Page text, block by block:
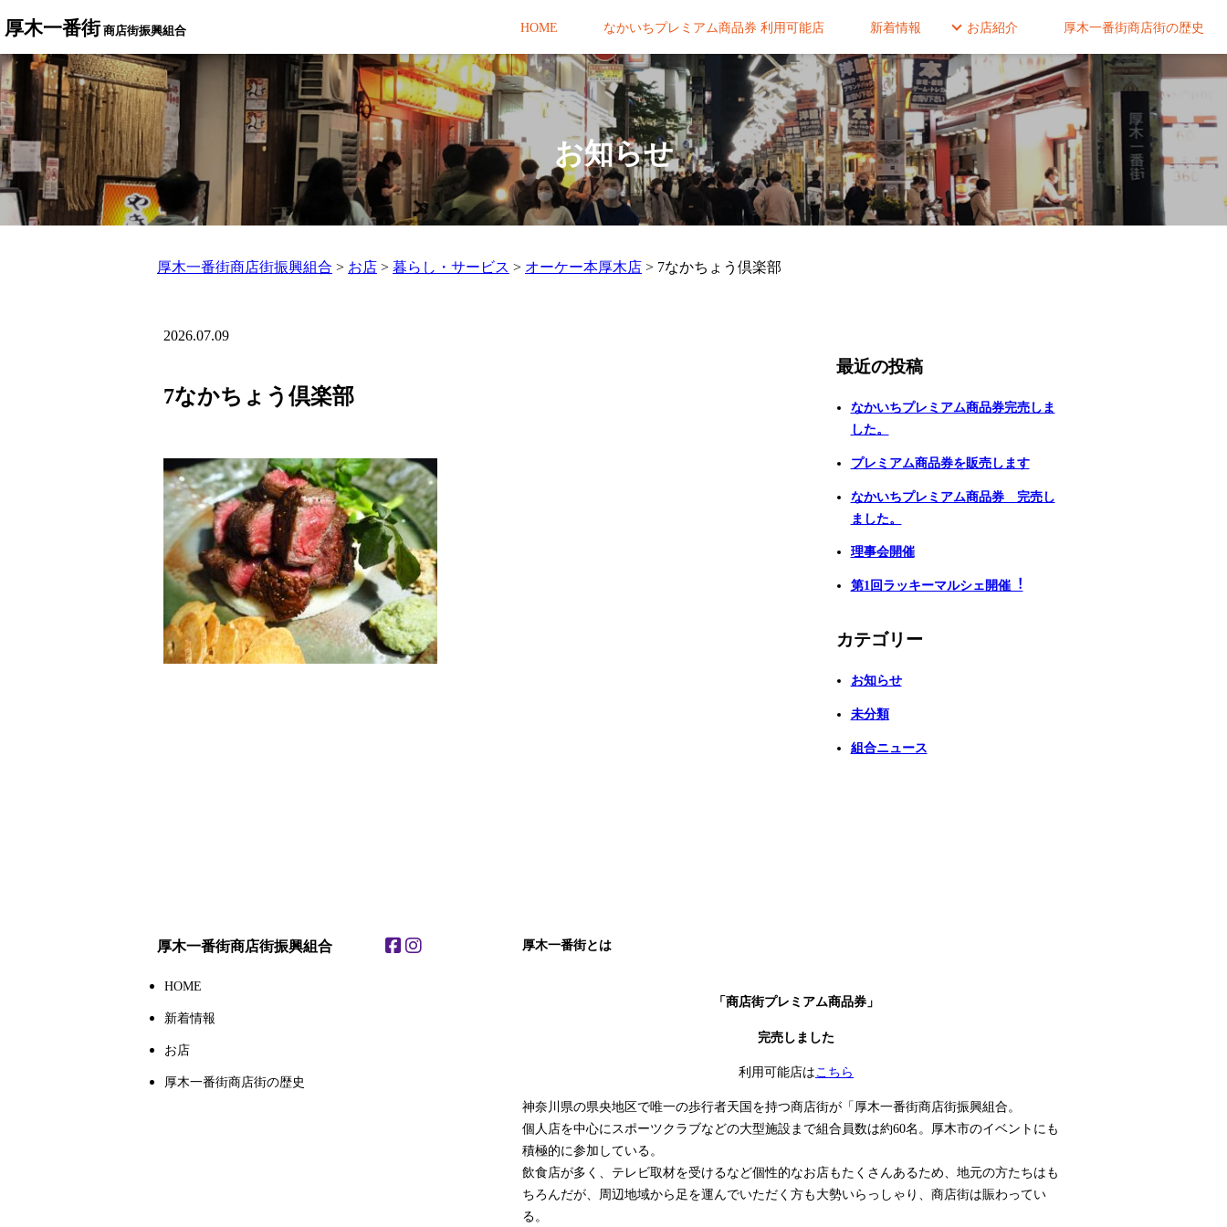
厚木一番街 商店街振興組合 HOME なかいちプレミアム商品券 利用可能店 新着情報 お店紹介 厚木一番街商店街の歴史
お知らせ
厚木一番街商店街振興組合 > お店 > 暮らし・サービス > オーケー本厚木店 > 7なかちょう倶楽部
2026.07.09
7なかちょう倶楽部
最近の投稿
なかいちプレミアム商品券完売しま
した。
プレミアム商品券を販売します
なかいちプレミアム商品券 完売し
ました。
理事会開催
第1回ラッキーマルシェ開催︕
カテゴリー
お知らせ
未分類
組合ニュース
厚木一番街商店街振興組合
HOME
新着情報
お店
厚木一番街商店街の歴史
厚木一番街とは
「商店街プレミアム商品券」
完売しました
利用可能店はこちら
神奈川県の県央地区で唯一の歩行者天国を持つ商店街が「厚木一番街商店街振興組合。
個人店を中心にスポーツクラブなどの大型施設まで組合員数は約60名。厚木市のイベントにも
積極的に参加している。
飲食店が多く、テレビ取材を受けるなど個性的なお店もたくさんあるため、地元の方たちはも
ちろんだが、周辺地域から足を運んでいただく方も大勢いらっしゃり、商店街は賑わってい
る。